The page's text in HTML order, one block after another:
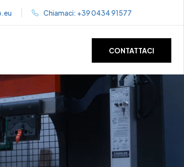
Chiamaci: +39 0434 91577
CONTATTACI